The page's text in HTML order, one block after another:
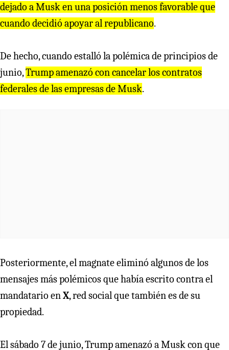
dejado a Musk en una posición menos favorable que
cuando decidió apoyar al republicano.
De hecho, cuando estalló la polémica de principios de
junio,Trump amenazó con cancelar los contratos
federales de las empresas de Musk.
Posteriormente, el magnate eliminó algunos de los
mensajes más polémicos que había escrito contra el
mandatario en X, red social que también es de su
propiedad.
El sábado 7 de junio, Trump amenazó a Musk con que